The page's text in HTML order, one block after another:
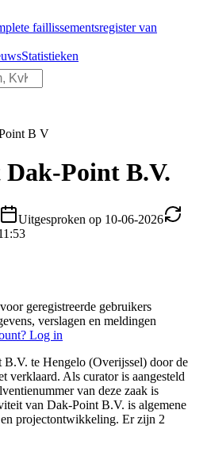
faillissementsregister van
Statistieken
B V
Dak-Point B.V.
Uitgesproken op 10-06-2026
geregistreerde gebruikers
verslagen en meldingen
Log in
te Hengelo (Overijssel) door de
verklaard. Als curator is aangesteld
van deze zaak is
van Dak-Point B.V. is algemene
projectontwikkeling. Er zijn 2